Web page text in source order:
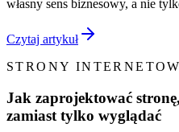
własny sens biznesowy, a nie
Czytaj artykuł
STRONY
Jak zaprojektować
zamiast tylko wyglądać